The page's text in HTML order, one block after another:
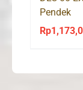
Pendek
Rp